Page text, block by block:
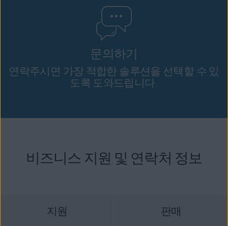
문의하기
연락주시면 가장 적합한 솔루션을 선택할 수 있
도록 도와드립니다.
비즈니스 지원 및 연락처 정보
지원 판매